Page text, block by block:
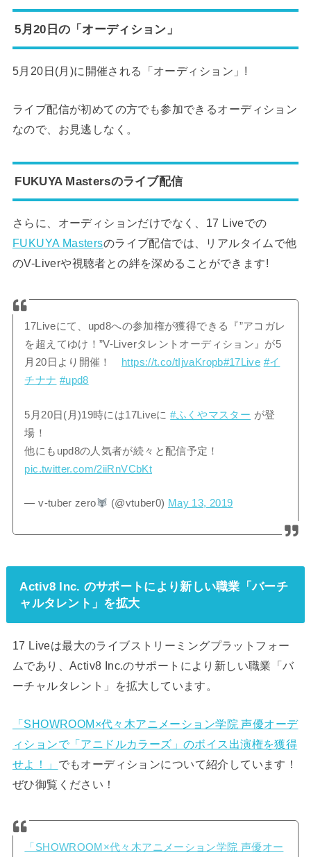
5月20日の「オーディション」
5月20日(月)に開催される「オーディション」!
ライブ配信が初めての方でも参加できるオーディション
なので、お見逃しなく。
FUKUYA Mastersのライブ配信
さらに、オーディションだけでなく、17 Liveでの
FUKUYA Mastersのライブ配信では、リアルタイムで他
のV-Liverや視聴者との絆を深めることができます!
17Liveにて、upd8への参加権が獲得できる『”アコガレ
を超えてゆけ！”V-Liverタレントオーディション』が5
月20日より開催！
https://t.co/tIjvaKropb#17Live #イ
チナナ #upd8
5月20日(月)19時には17Liveに#ふくやマスター が登
場！
他にもupd8の人気者が続々と配信予定！
pic.twitter.com/2iiRnVCbKt
— v-tuber zero (@vtuber0) May 13, 2019
Activ8 Inc. のサポートにより新しい職業「バーチ
ャルタレント」を拡大
17 Liveは最大のライブストリーミングプラットフォー
ムであり、Activ8 Inc.のサポートにより新しい職業「バ
ーチャルタレント」を拡大しています。
「SHOWROOM×代々木アニメーション学院 声優オーデ
ィションで「アニドルカラーズ」のボイス出演権を獲得
せよ！」 でもオーディションについて紹介しています！
ぜひ御覧ください！
「SHOWROOM×代々木アニメーション学院 声優オー